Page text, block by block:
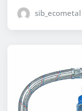
sib_ecometal